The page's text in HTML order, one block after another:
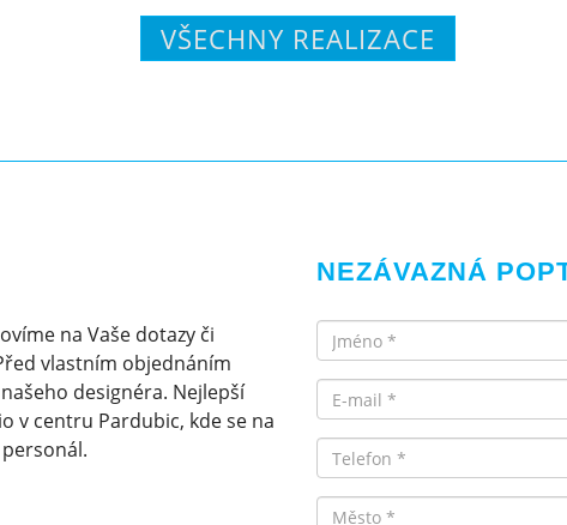
VŠECHNY REALIZACE
na Vaše dotazy či
vlastním objednáním
designéra. Nejlepší
v centru Pardubic, kde se na
NEZÁVAZNÁ
Jméno
Email
Telefon
Město